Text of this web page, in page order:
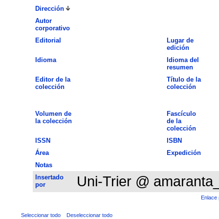
Dirección
Autor
corporativo
Editorial
Lugar de
edición
Idioma
Idioma del
resumen
Editor de la
colección
Título de la
colección
Volumen de
la colección
Fascículo
de la
colección
ISSN
ISBN
Área
Expedición
Notas
Insertado
por
Uni-Trier @
Enlace
Seleccionar todo Deseleccionar todo